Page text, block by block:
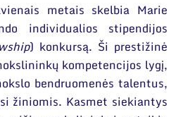
emeritai
kontaktaimetais skelbia Marie
individualios stipendijos
) konkursą. Ši prestižinė
kompetencijos lygį,
bendruomenės talentus,
žiniomis. Kasmet siekiantys